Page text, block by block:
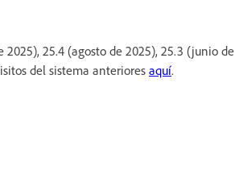
25.4 (agosto de 2025), 25.3 (junio de
del sistema anteriores aquí.